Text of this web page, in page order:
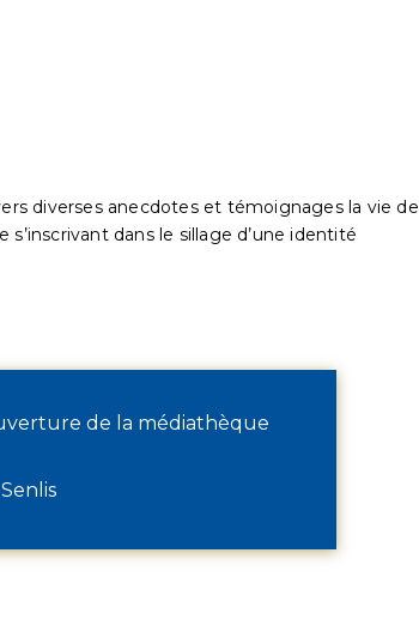
diverses anecdotes et témoignages la vie de
dans le sillage d’une identité
de la médiathèque